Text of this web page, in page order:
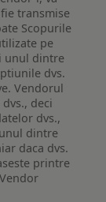
transmise
Scopurile
pe
unul dintre
dvs.
Vendorul
deci
dvs.,
dintre
daca dvs.
printre